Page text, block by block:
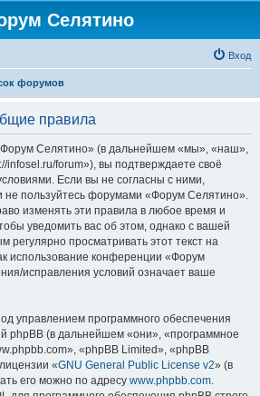
Селятино
Вход
форумов
правила
Селятино» (в дальнейшем «мы», «наш»,
forum»), вы подтверждаете своё
Если вы не согласны с ними,
не пользуйтесь форумами «Форум Селятино».
изменять эти правила в любое время и
уведомить вас об этом, однако с вашей
просматривать этот текст на
использование конференции «Форум
исправления условий означает ваше
управлением программного обеспечения
phpBB (в дальнейшем «они», «программное
«phpBB Limited», «phpBB
«GNU General Public License v2» (в
его можно по адресу www.phpbb.com.